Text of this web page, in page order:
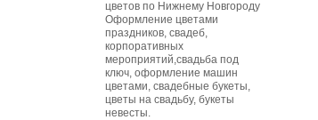
цветов по Нижнему Новгороду
Оформление цветами
праздников, свадеб,
корпоративных
мероприятий,свадьба под
ключ, оформление машин
цветами, свадебные букеты,
цветы на свадьбу, букеты
невесты.